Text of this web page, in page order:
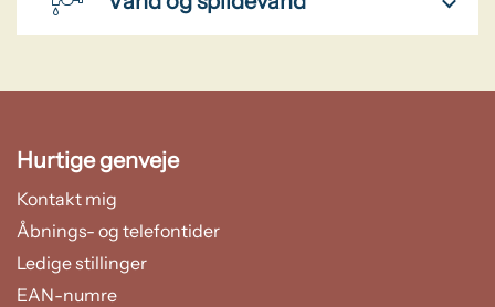
Hurtige genveje
Kontakt mig
Åbnings- og telefontider
Ledige stillinger
EAN-numre